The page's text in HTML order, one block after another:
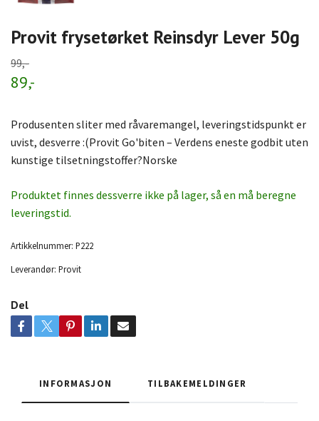
Provit frysetørket Reinsdyr Lever 50g
99,-
89,-
Produsenten sliter med råvaremangel, leveringstidspunkt er
uvist, desverre :(Provit Go'biten – Verdens eneste godbit uten
kunstige tilsetningstoffer?Norske
Produktet finnes dessverre ikke på lager, så en må beregne
leveringstid.
Artikkelnummer: P222
Leverandør: Provit
Del
INFORMASJON TILBAKEMELDINGER